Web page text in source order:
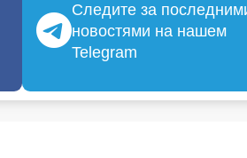
Следите за
новостями на нашем
Telegram